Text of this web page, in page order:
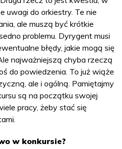
uwagi do orkiestry. Te nie
ale muszą być krótkie
problemu. Dyrygent musi
błędy, jakie mogą się
najważniejszą chyba rzeczą
do powiedzenia. To już wiąże
ale i ogólną. Pamiętajmy
są na początku swojej
pracy, żeby stać się
w konkursie?